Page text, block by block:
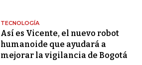
TECNOLOGÍA
Así es Vicente, el nuevo robot
humanoide que ayudará a
mejorar la vigilancia de Bogotá